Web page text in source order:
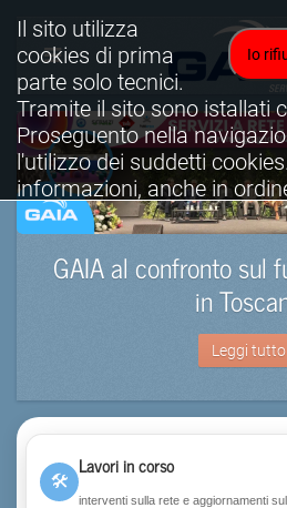
GAIA al confronto sul
in
Leggi tutto
🛠
Lavori in corso
interventi sulla rete e aggiornamenti
Io
Il sito utilizza
cookies di prima
parte solo tecnici.
Tramite il sito sono istallati
Proseguento nella
l'utilizzo dei suddetti
informazioni, anche in
è possibile consultare
completa.
Visualizza informativa